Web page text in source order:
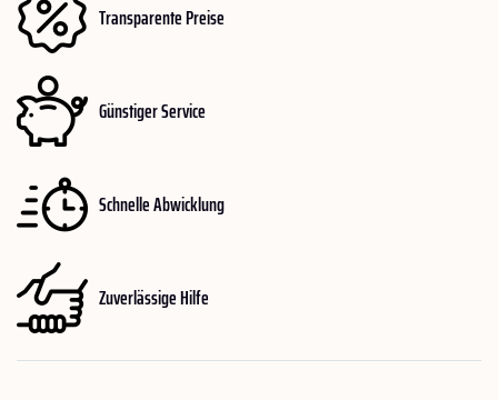
Transparente Preise
Günstiger Service
Schnelle Abwicklung
Zuverlässige Hilfe